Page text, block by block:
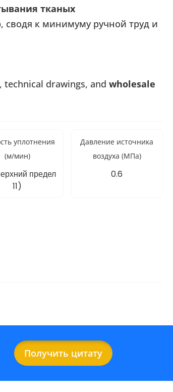
тканых
к минимуму ручной труд и
drawings, and wholesale
уплотнения
(м/мин)
предел
11)
Давление источника
воздуха (МПа)
0.6
Получить цитату